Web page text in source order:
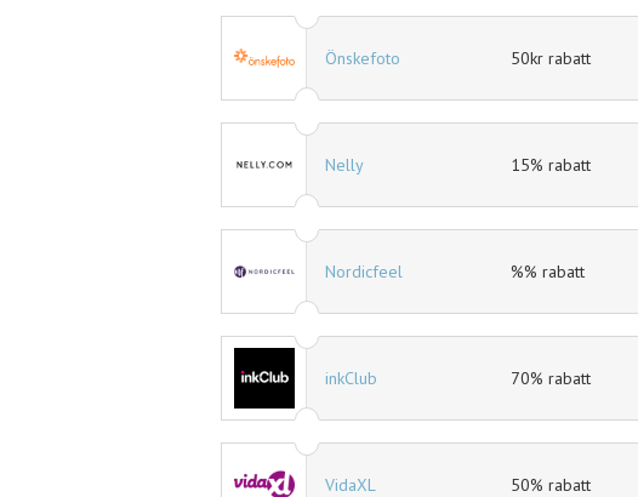
Önskefoto 50kr rabatt
Nelly 15% rabatt
Nordicfeel %% rabatt
inkClub 70% rabatt
VidaXL 50% rabatt